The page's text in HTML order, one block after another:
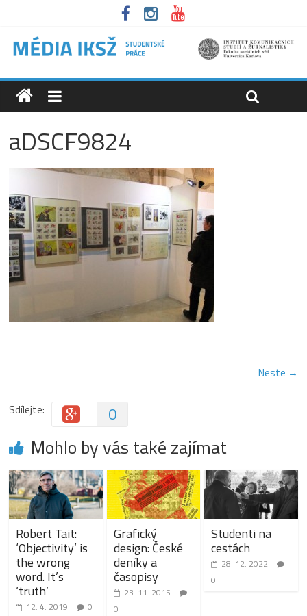
aDSCF9824
Neste →
Sdílejte: 0
Mohlo by vás také zajímat
Robert Tait:
‘Objectivity’ is
the wrong
word. It’s
‘truth’
12. 4. 2019 0
Grafický
design: České
deníky a
časopisy
23. 11. 2015
0
Studenti na
cestách
28. 12. 2022
0